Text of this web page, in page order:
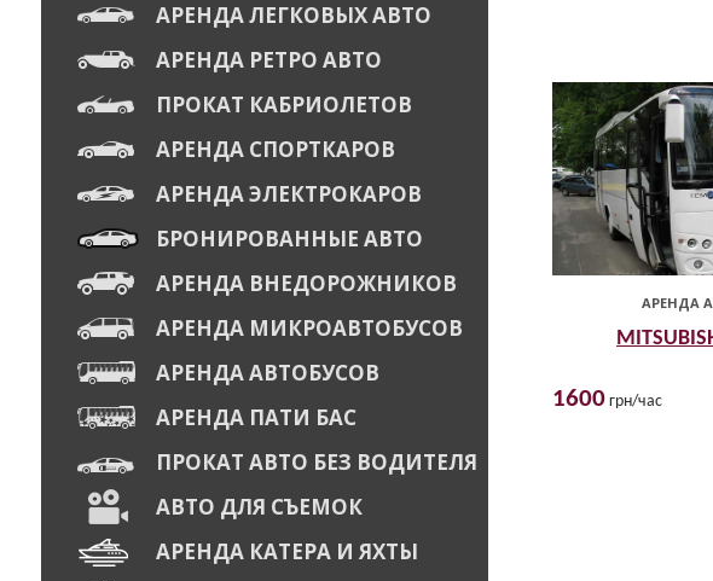
АРЕНДА
1600грн/час
АРЕНДА ЛЕГКОВЫХ АВТО
АРЕНДА РЕТРО АВТО
ПРОКАТ КАБРИОЛЕТОВ
АРЕНДА СПОРТКАРОВ
АРЕНДА ЭЛЕКТРОКАРОВ
БРОНИРОВАННЫЕ АВТО
АРЕНДА ВНЕДОРОЖНИКОВ
АРЕНДА МИКРОАВТОБУСОВ
АРЕНДА АВТОБУСОВ
АРЕНДА ПАТИ БАС
ПРОКАТ АВТО БЕЗ ВОДИТЕЛЯ
АВТО ДЛЯ СЪЕМОК
АРЕНДА КАТЕРА И ЯХТЫ